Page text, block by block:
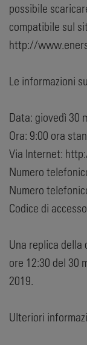
possibile
compatibile sul
http://
Le informazioni
Data: giovedì 30
Ora: 9:00 ora
Via Internet:
Numero
Numero
Codice di
Una replica della
ore 12:30 del 30
2019.
Ulteriori